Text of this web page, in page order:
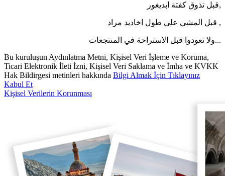
قبل تذوق كفتة ابديغور,
قبل المشي على طول اخاديد مراد ,
ولا تعودوا قبل الاستراحة في المنتجعات...
Bu kuruluşun Aydınlatma Metni, Kişisel Veri İşleme ve Koruma,
Ticari Elektronik İleti İzni, Kişisel Veri Saklama ve İmha ve KVKK
Hak Bildirgesi metinleri hakkında Bilgi Almak İçin Tıklayınız
Kabul Et
Kişisel Verilerin Korunması